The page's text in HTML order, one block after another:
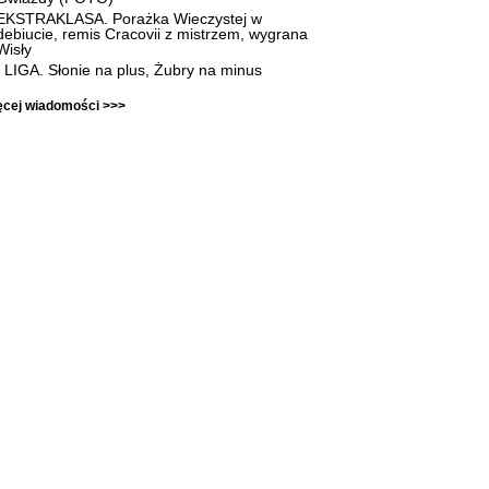
Porażka Wieczystej w
remis Cracovii z mistrzem, wygrana
LIGA. Słonie na plus, Żubry na minus
wiadomości >>>